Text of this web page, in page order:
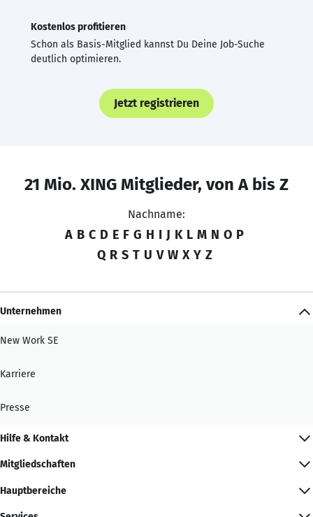
Kostenlos profitieren
Schon als Basis-Mitglied kannst Du Deine Job-Suche
deutlich optimieren.
Jetzt registrieren
21 Mio. XING Mitglieder, von A bis Z
Nachname:
A B C D E F G H I J K L M N O P
Q R S T U V W X Y Z
Unternehmen
New Work SE
Karriere
Presse
Hilfe & Kontakt
Mitgliedschaften
Hauptbereiche